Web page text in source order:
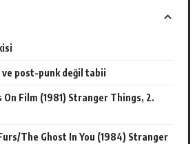
ve post-punk değil tabii
Film (1981) Stranger Things, 2.
The Ghost In You (1984) Stranger